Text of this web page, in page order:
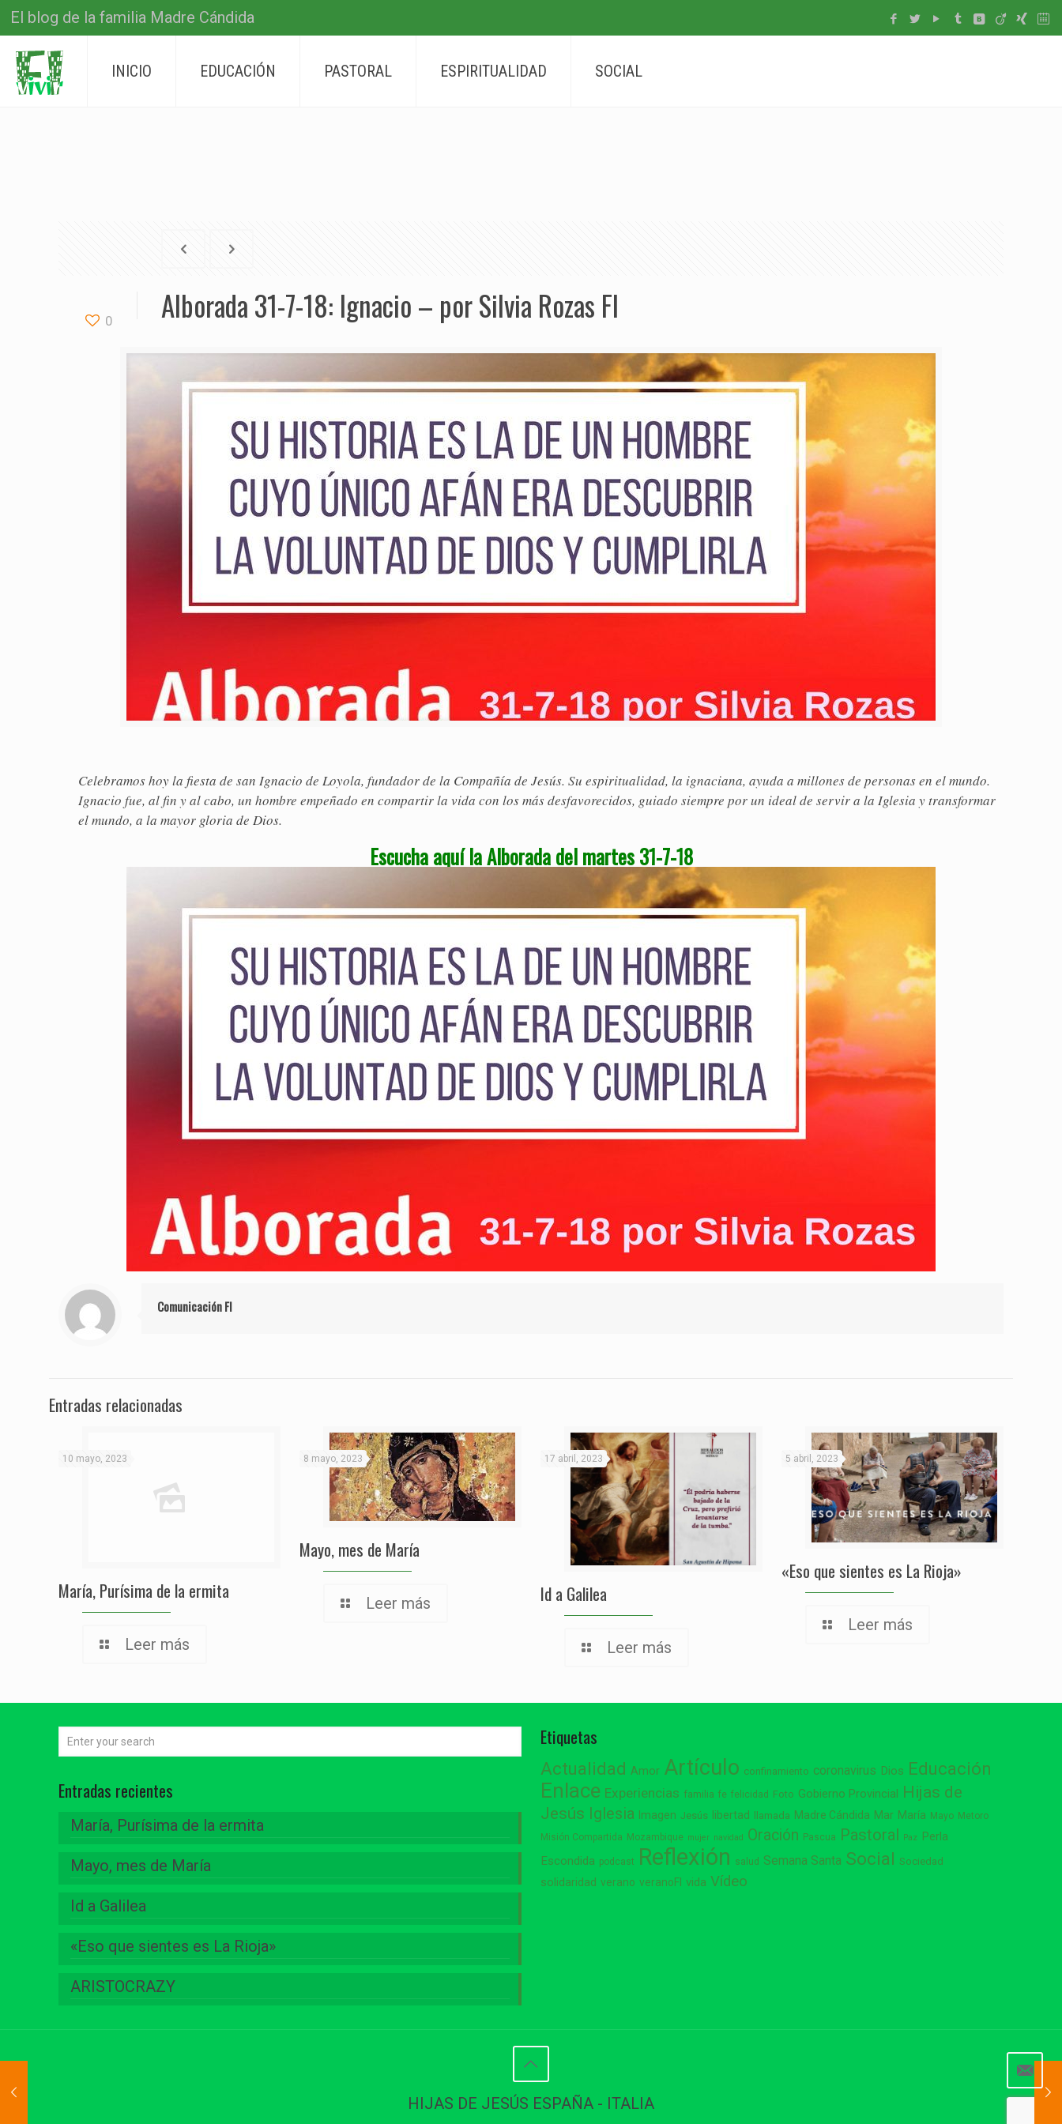
El blog de la familia Madre Cándida
INICIO EDUCACIÓN PASTORAL ESPIRITUALIDAD SOCIAL
0 Alborada 31-7-18: Ignacio – por Silvia Rozas FI
Celebramos hoy la fiesta de san Ignacio de Loyola, fundador de la Compañía de Jesús. Su espiritualidad, la ignaciana, ayuda a millones de personas en el mundo.
Ignacio fue, al fin y al cabo, un hombre empeñado en compartir la vida con los más desfavorecidos, guiado siempre por un ideal de servir a la Iglesia y transformar
el mundo, a la mayor gloria de Dios.
Escucha aquí la Alborada del martes 31-7-18
Comunicación FI
Entradas relacionadas
10 mayo, 2023
María, Purísima de la ermita
Leer más
8 mayo, 2023
Mayo, mes de María
Leer más
17 abril, 2023
Id a Galilea
Leer más
5 abril, 2023
«Eso que sientes es La Rioja»
Leer más
Entradas recientes
María, Purísima de la ermita
Mayo, mes de María
Id a Galilea
«Eso que sientes es La Rioja»
ARISTOCRAZY
Etiquetas
Actualidad Amor Artículo confinamiento coronavirus Dios Educación
Enlace Experiencias familia fe felicidad Foto Gobierno Provincial
Hijas de
Jesús Iglesia Imagen Jesús libertad llamada Madre Cándida Mar María Mayo Metoro
Misión Compartida Mozambique mujer navidad Oración Pascua Pastoral Paz Perla
Escondida podcast Reflexión salud Semana Santa Social Sociedad
solidaridad verano veranoFI vida Vídeo
HIJAS DE JESÚS ESPAÑA - ITALIA